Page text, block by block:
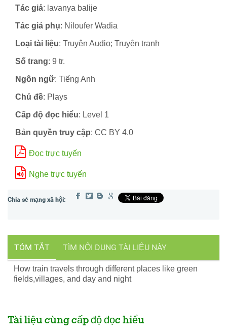
Tác giả: lavanya balije
Tác giả phụ: Niloufer Wadia
Loại tài liệu: Truyện Audio; Truyện tranh
Số trang: 9 tr.
Ngôn ngữ: Tiếng Anh
Chủ đề: Plays
Cấp độ đọc hiểu: Level 1
Bản quyền truy cập: CC BY 4.0
Đọc trực tuyến
Nghe trực tuyến
TÓM TẮT TÌM NỘI DUNG TÀI LIỆU NÀY
How train travels through different places like green
fields,villages, and day and night
Tài liệu cùng cấp độ đọc hiểu